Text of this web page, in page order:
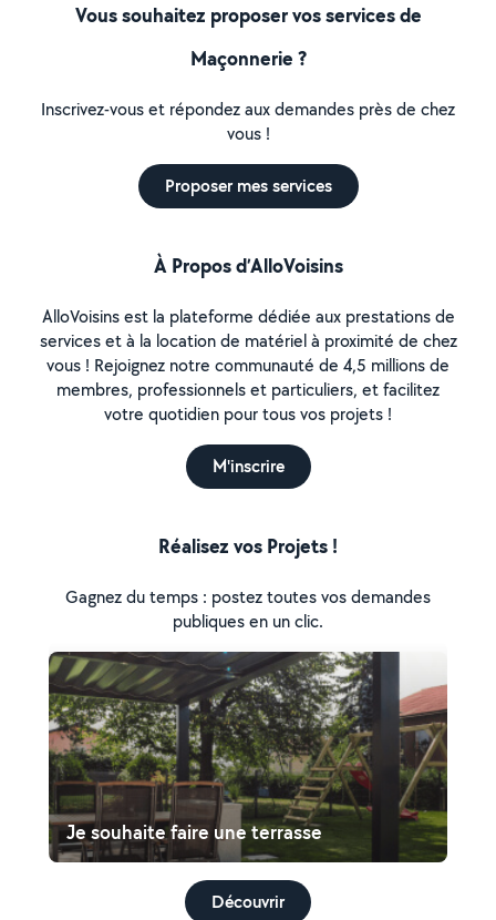
Vous souhaitez proposer vos services de
Maçonnerie ?
Inscrivez-vous et répondez aux demandes près de chez
vous !
Proposer mes services
À Propos d’AlloVoisins
AlloVoisins est la plateforme dédiée aux prestations de
services et à la location de matériel à proximité de chez
vous ! Rejoignez notre communauté de 4,5 millions de
membres, professionnels et particuliers, et facilitez
votre quotidien pour tous vos projets !
M'inscrire
Réalisez vos Projets !
Gagnez du temps : postez toutes vos demandes
publiques en un clic.
Je souhaite faire une terrasse
Découvrir